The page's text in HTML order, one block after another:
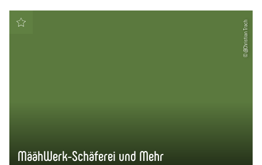
© @Christian Trach
MäähWerk-Schäferei und Mehr